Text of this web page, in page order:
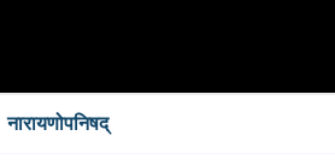
नारायणोपनिषद्